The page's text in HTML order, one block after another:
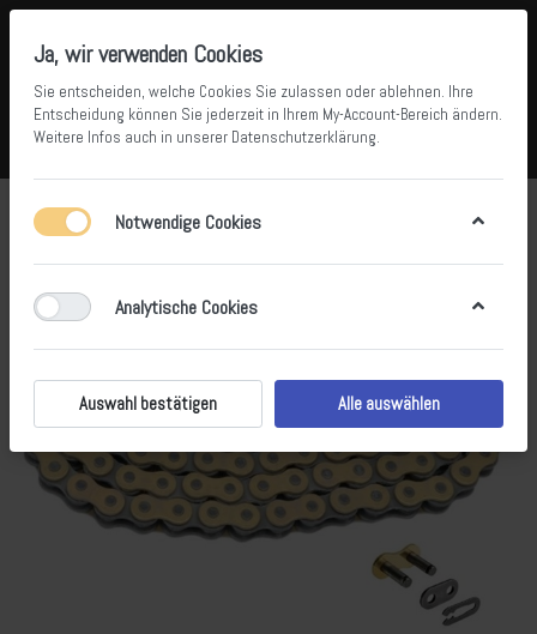
Menü Anmelden Vergleichen Wunschliste
Ja, wir verwenden Cookies
Sie entscheiden, welche Cookies Sie zulassen oder ablehnen. Ihre
Entscheidung können Sie jederzeit in Ihrem My-Account-Bereich ändern.
Weitere Infos auch in unserer Datenschutzerklärung.
Notwendige Cookies
Analytische Cookies
Auswahl bestätigen Alle auswählen